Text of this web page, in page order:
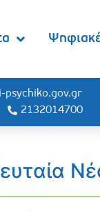
psychiko.gov.gr
2132014700